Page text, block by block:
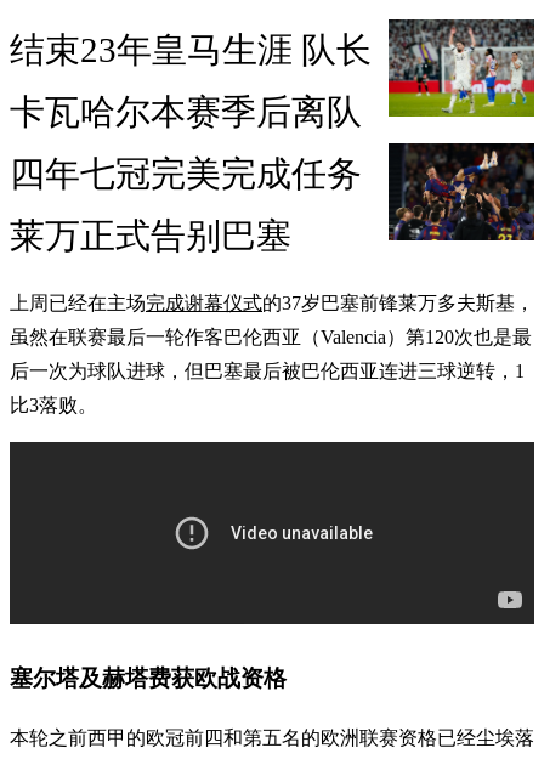
结束23年皇马生涯 队长
卡瓦哈尔本赛季后离队
四年七冠完美完成任务
莱万正式告别巴塞
上周已经在主场完成谢幕仪式的37岁巴塞前锋莱万多夫斯基，
虽然在联赛最后一轮作客巴伦西亚（Valencia）第120次也是最
后一次为球队进球，但巴塞最后被巴伦西亚连进三球逆转，1
比3落败。
塞尔塔及赫塔费获欧战资格
本轮之前西甲的欧冠前四和第五名的欧洲联赛资格已经尘埃落